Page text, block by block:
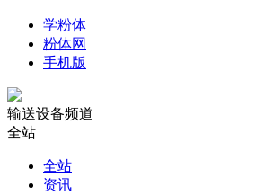
学粉体
粉体网
手机版
输送设备频道
全站
全站
资讯